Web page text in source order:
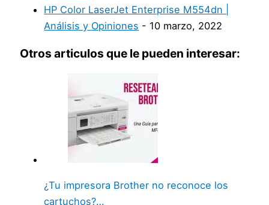
HP Color LaserJet Enterprise M554dn |
Análisis y Opiniones - 10 marzo, 2022
Otros articulos que le pueden interesar:
¿Tu impresora Brother no reconoce los
cartuchos?…